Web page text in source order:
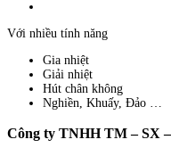
Với nhiều tính năng
Gia nhiệt
Giải nhiệt
Hút chân không
Nghiền, Khuấy, Đảo …
Công ty TNHH TM – SX